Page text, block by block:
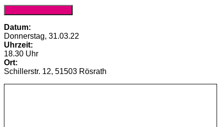
Datum:
Donnerstag, 31.03.22
Uhrzeit:
18.30 Uhr
Ort:
Schillerstr. 12, 51503 Rösrath